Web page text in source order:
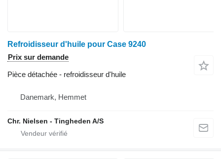
Refroidisseur d'huile pour Case 9240
Prix sur demande
Pièce détachée - refroidisseur d'huile
Danemark, Hemmet
Chr. Nielsen - Tingheden A/S